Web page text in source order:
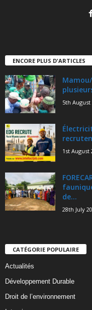
ENCORE PLUS D'ARTICLES
5th August
1st August
de...
28th July
CATÉGORIE POPULAIRE
Actualités
Développement Durable
Droit de l’environnement